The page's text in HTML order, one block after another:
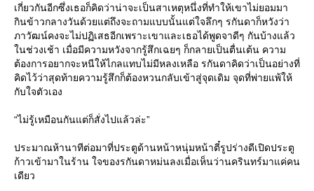
เกี่ยวกันอีกซึ่งเธอก็คิดว่าน่าจะเป็นสาเหตุหนึ่งที่ทำให้เขาไม่ยอมมา
กินข้าวกลางวันด้วยแต่ถึงจะถามแบบนั้นแต่ใจลึกๆ รกันดาก็หวังว่า
ภาวัฒน์คงจะไม่ปฏิเสธอีกเพราะเขาและเธอได้พูดจาดีๆ กันบ้างแล้ว
ในช่วงเช้า เมื่อมีความหวังจากรู้สึกเฉยๆ ก็กลายเป็นตื่นเต้น ความ
ต้องการอยากจะหนีให้ไกลแทบไม่มีหลงเหลือ รกันดาคิดว่าเป็นอย่างที่
คิดไว้ว่าสุดท้ายความรู้สึกก็ต้องหวนกลับเข้าสู่จุดเดิม จุดที่พ่ายแพ้ให้
กับใจตัวเอง
“ไม่รู้เหมือนกันแต่ก็สั่งไปแล้วล่ะ”
ประมาณห้านาทีต่อมาที่ประตูด้านหน้าหนุ่มหน้าตี๋รูปร่างดีเปิดประตู
ก้าวเข้ามาในร้าน ใจของรกันดาหม่นลงเมื่อเห็นว่านครินทร์มาแค่คน
เดียว